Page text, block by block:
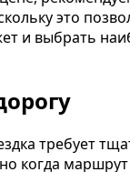
это
и выбрать
требует
когда